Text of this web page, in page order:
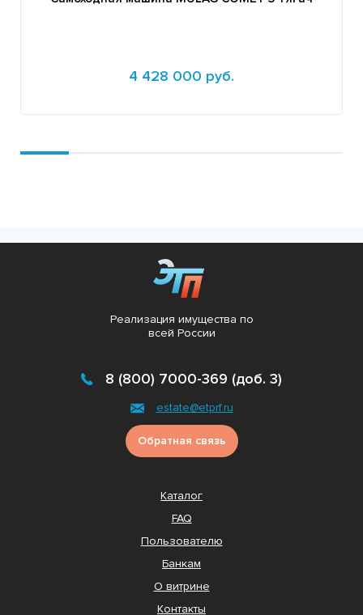
4 428 000 руб.
Реализация имущества по
всей России
8 (800) 7000-369 (доб. 3)
estate@etprf.ru
Обратная связь
Каталог
FAQ
Пользователю
Банкам
О витрине
Контакты